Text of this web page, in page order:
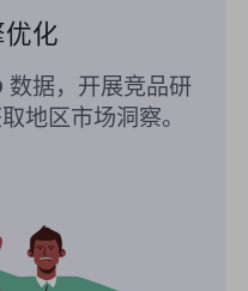
化
数据，开展竞品研
地区市场洞察。